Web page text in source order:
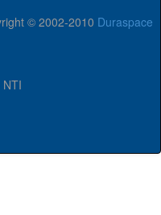
© 2002-2010 Duraspace